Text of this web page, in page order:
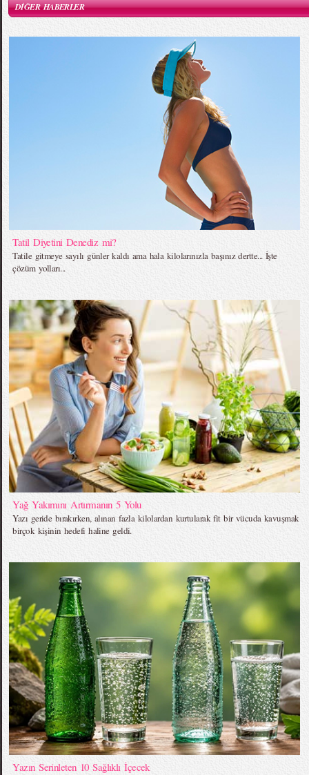
DİĞER HABERLER
Tatil Diyetini Denediz mi?
Tatile gitmeye sayılı günler kaldı ama hala kilolarınızla başınız dertte... İşte
çözüm yolları...
Yağ Yakımını Artırmanın 5 Yolu
Yazı geride bırakırken, alınan fazla kilolardan kurtularak fit bir vücuda kavuşmak
birçok kişinin hedefi haline geldi.
Yazın Serinleten 10 Sağlıklı İçecek